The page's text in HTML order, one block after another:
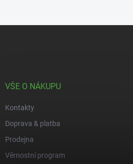
VŠE O NÁKUPU
Kontakty
Doprava & platba
Prodejna
Věrnostní program